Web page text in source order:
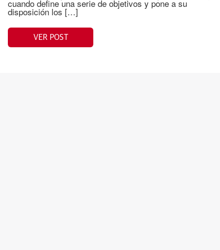
cuando define una serie de objetivos y pone a su
disposición los […]
VER POST